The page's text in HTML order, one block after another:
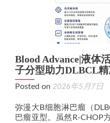
Blood Advance|液体
子分型助力DLBCL
Posted on 2026年5月7日
弥漫大B细胞淋巴瘤（
巴瘤亚型。虽然R‑CHOP